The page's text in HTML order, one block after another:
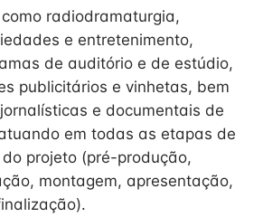
radiodramaturgia,
e entretenimento,
de auditório e de estúdio,
publicitários e vinhetas, bem
e documentais de
em todas as etapas de
projeto (pré-produção,
montagem, apresentação,